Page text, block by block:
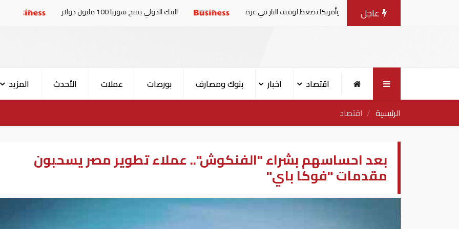
عاجل
مع إسرائيل.. وأمريكا تضغط لوقف النار في غزة البنك الدولي يمنح سوريا 100 مليون دولار الإمارات
اقتصاد اخبار بنوك ومصارف بورصات عملات الأحدث المزيد
الرئيسية
اقتصاد
بعد احساسهم بشراء "الفنكوش".. عملاء تطوير مصر يسحبون
مقدمات "فوكا باي"